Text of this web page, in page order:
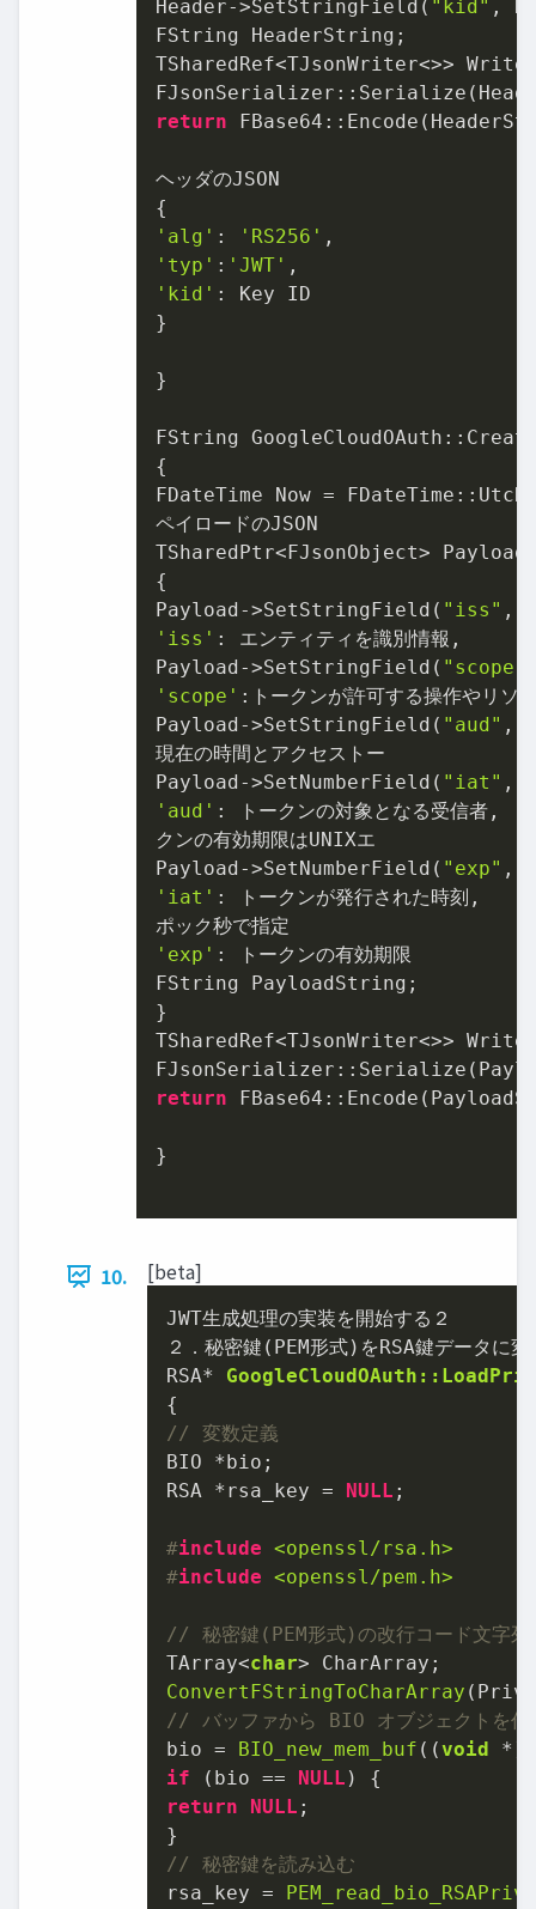
Header->SetStringField( "kid" ,
FString HeaderString;
TSharedRef<TJsonWriter<>>
return
ヘッダのJSON
'alg' : 'RS256'
'typ' : 'JWT'
'kid' : Key ID
}
}
FString
{
FDateTime Now =
ペイロードのJSON
TSharedPtr<FJsonObject>
{
Payload->SetStringField( "iss"
'iss' : エンティティを識別情報,
Payload->SetStringField( "scope"
'scope' :トークンが許可する操作やリソ
Payload->SetStringField( "aud" ,
現在の時間とアクセストー
Payload->SetNumberField( "iat"
'aud' : トークンの対象となる受信者,
クンの有効期限はUNIXエ
Payload->SetNumberField( "exp" ,
'iat' : トークンが発行された時刻,
'exp' : トークンの有効期限
FString PayloadString;
}
TSharedRef<TJsonWriter<>>
return
}
10. [beta]
JWT生成処理の実装を開始する２
RSA*
// 変数定義
BIO *bio;
RSA *rsa_key =
NULL ;
#include <openssl/rsa.h>
#include <openssl/pem.h>
// 秘密鍵(PEM形式)の改行コード文字列
TArray<char
ConvertFStringToCharArray
// バッファから BIO オブジェクトを作
bio =
BIO_new_mem_buf ((void
if (bio == NULL
return
NULL ;
// 秘密鍵を読み込む
rsa_key =